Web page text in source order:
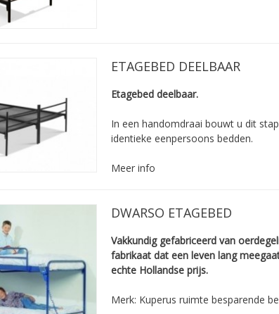
ETAGEBED DEELBAAR
Etagebed deelbaar.
In een handomdraai bouwt u dit
identieke eenpersoons bedden.
Meer info
DWARSO ETAGEBED
Vakkundig ­gefabriceerd van
fabrikaat dat een leven lang
echte ­Hollandse prijs.
Merk: Kuperus ruimte besparende